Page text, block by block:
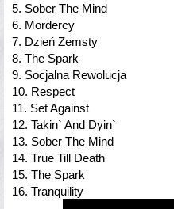
5. Sober The Mind
6. Mordercy
7. Dzień Zemsty
8. The Spark
9. Socjalna Rewolucja
10. Respect
11. Set Against
12. Takin` And Dyin`
13. Sober The Mind
14. True Till Death
15. The Spark
16. Tranquility